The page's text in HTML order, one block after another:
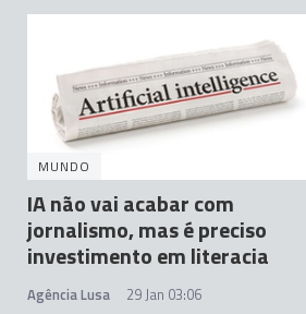
MUNDO
IA não vai acabar com
jornalismo, mas é preciso
investimento em literacia
Agência Lusa 29 Jan 03:06